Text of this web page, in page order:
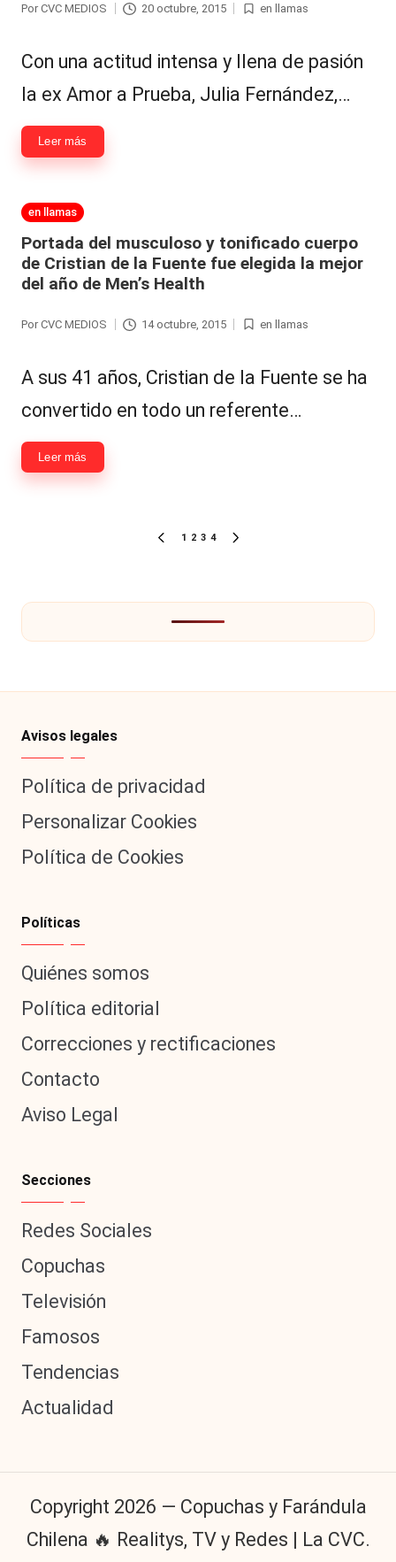
Por CVC MEDIOS 20 octubre, 2015
Publicada
en llamas
Con una actitud intensa y llena de pasión
la ex Amor a Prueba, Julia Fernández,…
Leer más
Publicada
en llamas
Portada del musculoso y tonificado cuerpo
de Cristian de la Fuente fue elegida la mejor
del año de Men’s Health
Por CVC MEDIOS 14 octubre, 2015
Publicada
en llamas
A sus 41 años, Cristian de la Fuente se ha
convertido en todo un referente…
Leer más
PÁGINA
1 2 3 4
Avisos legales
Política de privacidad
Personalizar Cookies
Política de Cookies
Políticas
Quiénes somos
Política editorial
Correcciones y rectificaciones
Contacto
Aviso Legal
Secciones
Redes Sociales
Copuchas
Televisión
Famosos
Tendencias
Actualidad
Copyright 2026 — Copuchas y Farándula
Chilena 🔥 Realitys, TV y Redes | La CVC.